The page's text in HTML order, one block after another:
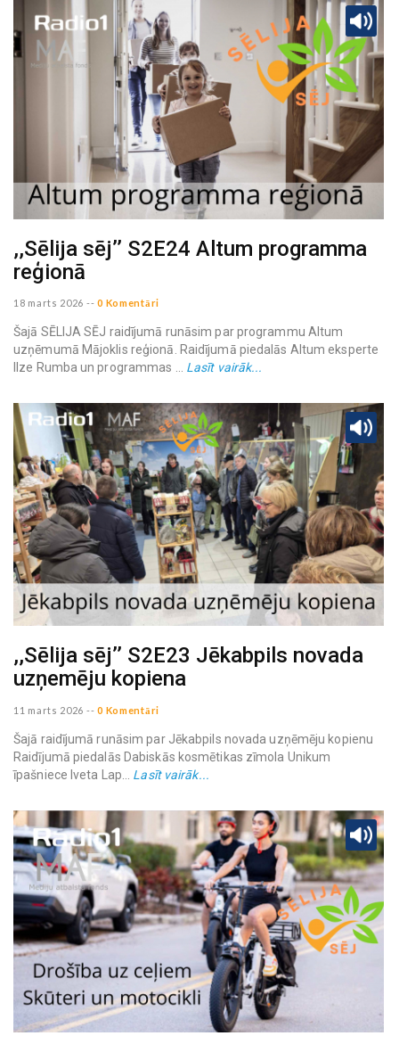
,,Sēlija sēj’’ S2E24 Altum programma
reģionā
18 marts 2026 -- 0 Komentāri
Šajā SĒLIJA SĒJ raidījumā runāsim par programmu Altum
uzņēmumā Mājoklis reģionā. Raidījumā piedalās Altum eksperte
Ilze Rumba un programmas ... Lasīt vairāk...
,,Sēlija sēj’’ S2E23 Jēkabpils novada
uzņemēju kopiena
11 marts 2026 -- 0 Komentāri
Šajā raidījumā runāsim par Jēkabpils novada uzņēmēju kopienu
Raidījumā piedalās Dabiskās kosmētikas zīmola Unikum
īpašniece Iveta Lap... Lasīt vairāk...